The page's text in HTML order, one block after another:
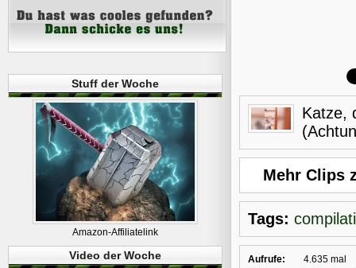
Katze,
Mehr Clips
Tags:
Aufrufe:
4.635 mal
Stuff der Woche
Amazon-Affiliatelink
Video der Woche